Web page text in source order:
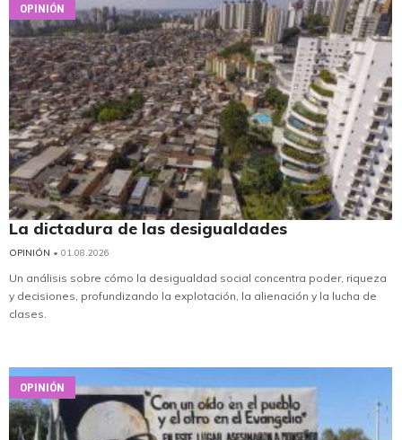
OPINIÓN
La dictadura de las desigualdades
OPINIÓN • 01.08.2026
Un análisis sobre cómo la desigualdad social concentra poder, riqueza
y decisiones, profundizando la explotación, la alienación y la lucha de
clases.
OPINIÓN